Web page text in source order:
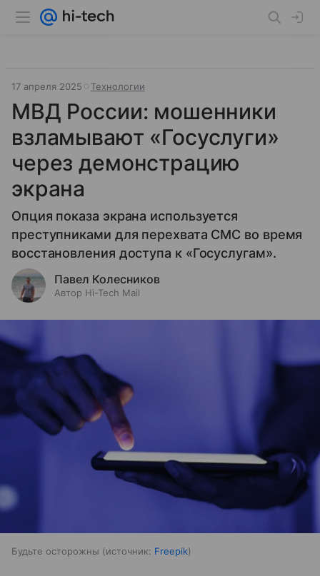
17 апреля 2025 Технологии
МВД России: мошенники
взламывают «Госуслуги»
через демонстрацию
экрана
Опция показа экрана используется
преступниками для перехвата СМС во время
восстановления доступа к «Госуслугам».
Павел Колесников
Автор Hi-Tech Mail
Будьте осторожны источник: Freepik